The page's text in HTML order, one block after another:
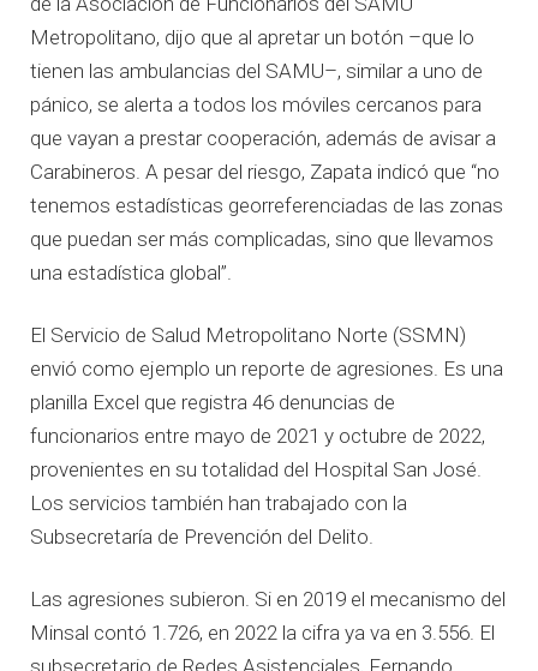
Metropolitano, dijo que al apretar un botón –que lo
tienen las ambulancias del SAMU–, similar a uno de
pánico, se alerta a todos los móviles cercanos para
que vayan a prestar cooperación, además de avisar a
Carabineros. A pesar del riesgo, Zapata indicó que “no
tenemos estadísticas georreferenciadas de las zonas
que puedan ser más complicadas, sino que llevamos
una estadística global”.
El Servicio de Salud Metropolitano Norte (SSMN)
envió como ejemplo un reporte de agresiones. Es una
planilla Excel que registra 46 denuncias de
funcionarios entre mayo de 2021 y octubre de 2022,
provenientes en su totalidad del Hospital San José.
Los servicios también han trabajado con la
Subsecretaría de Prevención del Delito.
Las agresiones subieron. Si en 2019 el mecanismo del
Minsal contó 1.726, en 2022 la cifra ya va en 3.556. El
subsecretario de Redes Asistenciales, Fernando